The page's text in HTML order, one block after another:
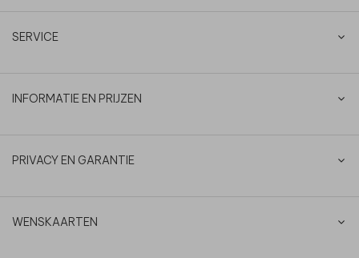
SERVICE
INFORMATIE EN PRIJZEN
PRIVACY EN GARANTIE
WENSKAARTEN